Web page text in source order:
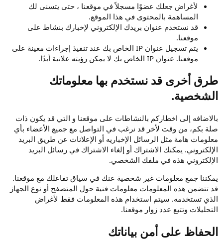
لأغراض جعلك عضوًا مسجلاً في موقعنا ، حتى يتسنى لك
المساهمة بالمحتوى في هذا الموقع.
قد نستخدم عنوان بريدك الإلكتروني لإخبارك بنشاط على
موقعنا.
يتم تسجيل عنوان IP الخاص بك عند تنفيذ إجراءات معينة على
موقعنا. عنوان IP الخاص بك لا يمكن رؤيته علانية أبدًا.
طرق أخرى قد نستخدم بها معلوماتك
الشخصية.
بالاضافه إلى اخطاركم بالنشاطات على موقعنا و التي قد يكون ذات
صلة بكم، من وقت لأخر قد نرغب في التواصل مع جميع الأعضاء بأي
معلومات هامة مثل الرسائل الإخباريه أو الإعلانات عن طريق البريد
الإلكتروني. يمكنك الاشتراك أو إلغاء الاشتراك في رسائل البريد
الإلكتروني هذه في ملفك الشخصي.
يمكننا جمع معلومات غير شخصية عنك في سياق تفاعلك مع موقعنا.
قد تتضمن هذه المعلومات معلومات فنية حول المتصفح أو نوع الجهاز
الذي تستخدمه. سيتم استخدام هذه المعلومات فقط لأغراض
التحليلات وتتبع عدد زوار موقعنا.
الحفاظ على أمن بياناتك